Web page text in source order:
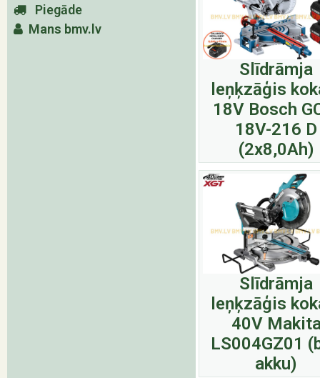
Piegāde
Mans bmv.lv
Slīdrāmja
leņķzāģis
18V Bosch
18V-216 D
(2x8,0Ah)
Slīdrāmja
leņķzāģis
40V
LS004GZ01
akku)